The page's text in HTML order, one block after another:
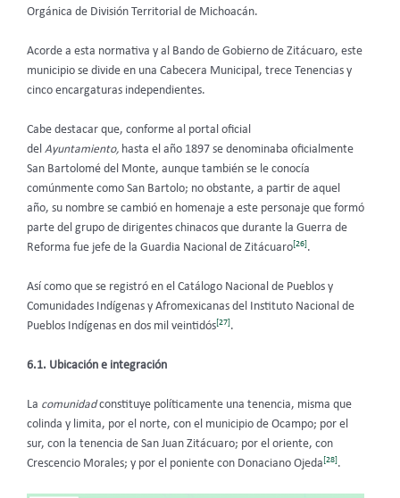
Orgánica de División Territorial de Michoacán.
Acorde a esta normativa y al Bando de Gobierno de Zitácuaro, este
municipio se divide en una Cabecera Municipal, trece Tenencias y
cinco encargaturas independientes.
Cabe destacar que, conforme al portal oficial
del Ayuntamiento, hasta el año 1897 se denominaba oficialmente
San Bartolomé del Monte, aunque también se le conocía
comúnmente como San Bartolo; no obstante, a partir de aquel
año, su nombre se cambió en homenaje a este personaje que formó
parte del grupo de dirigentes chinacos que durante la Guerra de
Reforma fue jefe de la Guardia Nacional de Zitácuaro[26].
Así como que se registró en el Catálogo Nacional de Pueblos y
Comunidades Indígenas y Afromexicanas del Instituto Nacional de
Pueblos Indígenas en dos mil veintidós[27].
6.1. Ubicación e integración
La comunidadconstituye políticamente una tenencia, misma que
colinda y limita, por el norte, con el municipio de Ocampo; por el
sur, con la tenencia de San Juan Zitácuaro; por el oriente, con
Crescencio Morales; y por el poniente con Donaciano Ojeda[28].